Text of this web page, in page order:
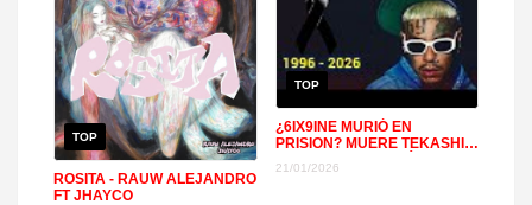
TOP
ROSITA - RAUW ALEJANDRO
FT JHAYCO
TOP
¿6IX9INE MURIÓ EN
PRISION? MUERE TEKASHI
EX DE YAILIN LA MÁS VIRAL
+
21/01/2026